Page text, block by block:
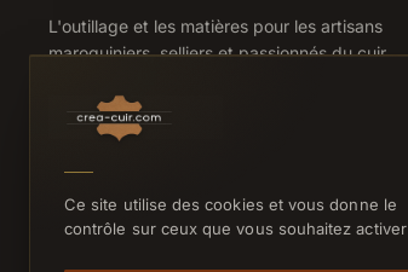
L'outillage et les matières pour les artisans
maroquiniers, selliers et passionnés du cuir.
Ce site utilise des cookies et vous donne le
contrôle sur ceux que vous souhaitez activer